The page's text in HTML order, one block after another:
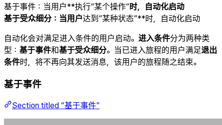
基于事件：当用户**执行”某个操作”时，自动化启动
基于受众细分：当用户达到”某种状态”**时，自动化启动
自动化会对满足进入条件的用户启动。 进入条件分为两种类
型： 基于事件和基于受众细分。当已进入旅程的用户满足退出
条件时，将不再向其发送消息，该用户的旅程随之结束。
基于事件
Section titled “基于事件”